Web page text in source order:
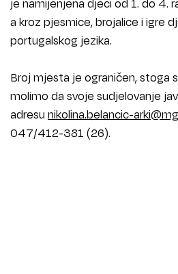
je namijenjena djeci od 1. do 4.
a kroz pjesmice, brojalice i igre
portugalskog jezika.
Broj mjesta je ograničen, stoga
molimo da svoje sudjelovanje
adresu nikolina.belancic-
047/412-381 (26).